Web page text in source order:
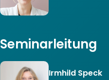
Seminarleitung
Irmhild Speck